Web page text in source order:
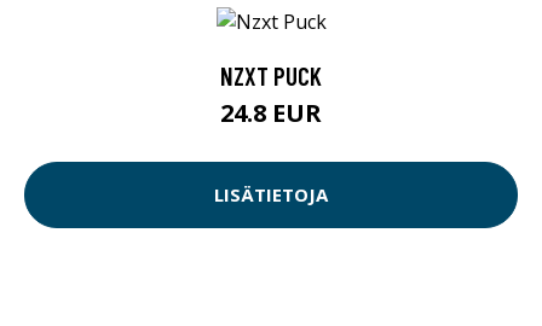
NZXT PUCK
24.8 EUR
LISÄTIETOJA